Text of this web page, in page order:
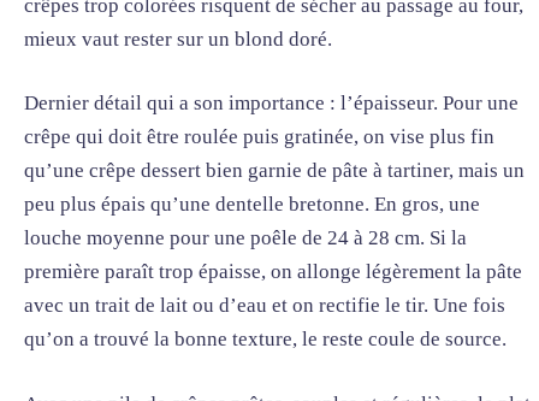
crêpes trop colorées risquent de sécher au passage au four,
mieux vaut rester sur un blond doré.
Dernier détail qui a son importance : l’épaisseur. Pour une
crêpe qui doit être roulée puis gratinée, on vise plus fin
qu’une crêpe dessert bien garnie de pâte à tartiner, mais un
peu plus épais qu’une dentelle bretonne. En gros, une
louche moyenne pour une poêle de 24 à 28 cm. Si la
première paraît trop épaisse, on allonge légèrement la pâte
avec un trait de lait ou d’eau et on rectifie le tir. Une fois
qu’on a trouvé la bonne texture, le reste coule de source.